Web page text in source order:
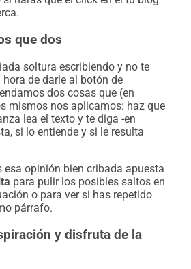
que dos
soltura escribiendo y no te
de darle al botón de
dos cosas que (en
mismos nos aplicamos: haz que
lea el texto y te diga -en
si lo entiende y si le resulta
esa opinión bien cribada apuesta
para pulir los posibles saltos en
o para ver si has repetido
párrafo.
y disfruta de la